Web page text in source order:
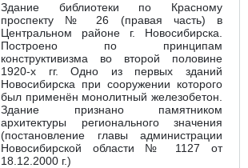
Здание библиотеки по Красному
проспекту № 26 (правая часть) в
Центральном районе г. Новосибирска.
Построено по принципам
конструктивизма во второй половине
1920-х гг. Одно из первых зданий
Новосибирска при сооружении которого
был применён монолитный железобетон.
Здание признано памятником
архитектуры регионального значения
(постановление главы администрации
Новосибирской области № 1127 от
18.12.2000 г.)